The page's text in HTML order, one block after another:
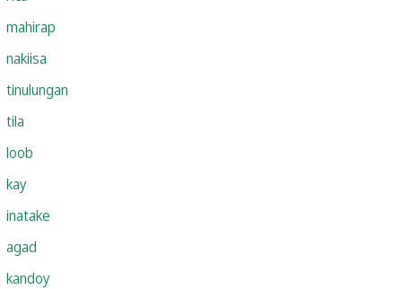
mahirap
nakiisa
tinulungan
tila
loob
kay
inatake
agad
kandoy